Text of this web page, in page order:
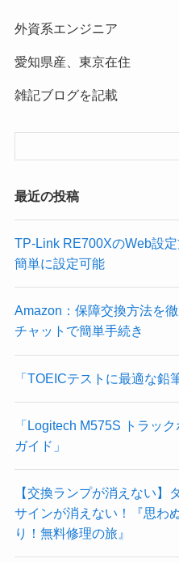
外資系エンジニア
愛知県産、東京在住
雑記ブログを記載
最近の投稿
TP-Link RE700XのWeb設
簡単に設定可能
Amazon：保障交換方法を
チャットで簡単手続き
「TOEICテストに最適な鉛
「Logitech M575S トラッ
ガイド」
【交換ランプが消えない
サインが消えない！『思わ
り！無料修理の旅』